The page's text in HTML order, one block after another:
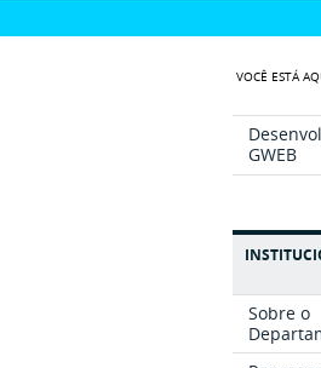
VOCÊ ESTÁ
GWEB
Sobre o